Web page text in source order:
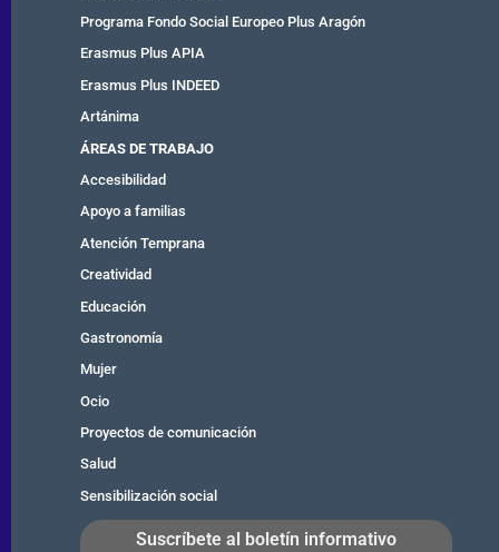
Programa Fondo Social Europeo Plus Aragón
Erasmus Plus APIA
Erasmus Plus INDEED
Artánima
ÁREAS DE TRABAJO
Accesibilidad
Apoyo a familias
Atención Temprana
Creatividad
Educación
Gastronomía
Mujer
Ocio
Proyectos de comunicación
Salud
Sensibilización social
Suscríbete al boletín informativo